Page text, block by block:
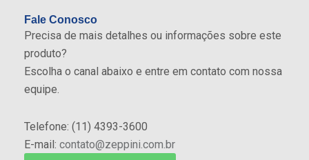
Fale Conosco
Precisa de mais detalhes ou informações sobre este
produto?
Escolha o canal abaixo e entre em contato com nossa
equipe.
Telefone: (11) 4393-3600
E-mail: contato@zeppini.com.br